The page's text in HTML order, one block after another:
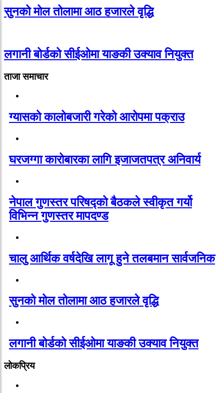
सुनको मोल तोलामा आठ हजारले वृद्धि
लगानी बोर्डको सीईओमा याङकी उक्याव नियुक्त
ताजा समाचार
ग्यासको कालोबजारी गरेको आरोपमा पक्राउ
घरजग्गा कारोबारका लागि इजाजतपत्र अनिवार्य
नेपाल गुणस्तर परिषद्को बैठकले स्वीकृत गर्यो
विभिन्न गुणस्तर मापदण्ड
चालु आर्थिक वर्षदेखि लागू हुने तलबमान सार्वजनिक
सुनको मोल तोलामा आठ हजारले वृद्धि
लगानी बोर्डको सीईओमा याङकी उक्याव नियुक्त
लोकप्रिय